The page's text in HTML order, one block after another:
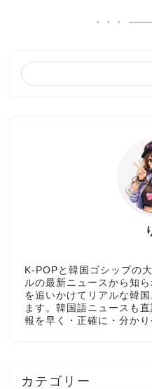
K-POPと韓国ゴシップの
ルの最新ニュースから知
を追いかけてリアルな韓
ます。韓国語ニュースも
報を早く・正確に・分かり
カテゴリー